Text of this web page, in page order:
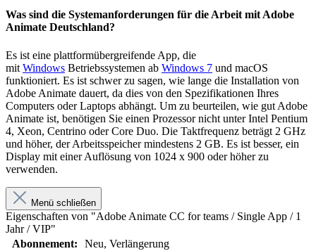
Was sind die Systemanforderungen für die Arbeit mit Adobe
Animate Deutschland?
Es ist eine plattformübergreifende App, die
mit Windows Betriebssystemen ab Windows 7 und macOS
funktioniert. Es ist schwer zu sagen, wie lange die Installation von
Adobe Animate dauert, da dies von den Spezifikationen Ihres
Computers oder Laptops abhängt. Um zu beurteilen, wie gut Adobe
Animate ist, benötigen Sie einen Prozessor nicht unter Intel Pentium
4, Xeon, Centrino oder Core Duo. Die Taktfrequenz beträgt 2 GHz
und höher, der Arbeitsspeicher mindestens 2 GB. Es ist besser, ein
Display mit einer Auflösung von 1024 x 900 oder höher zu
verwenden.
Menü schließen
Eigenschaften von "Adobe Animate CC for teams / Single App / 1
Jahr / VIP"
Abonnement:
Neu, Verlängerung